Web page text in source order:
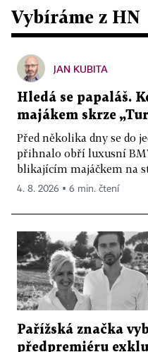
Vybíráme z HN
JAN KUBITA
Hledá se papaláš.
majákem skrze
Před několika dny se do
přihnalo obří luxusní
blikajícím majáčkem na
4. 8. 2026 ▪ 6 min. čtení
Pařížská značka
předpremiéru